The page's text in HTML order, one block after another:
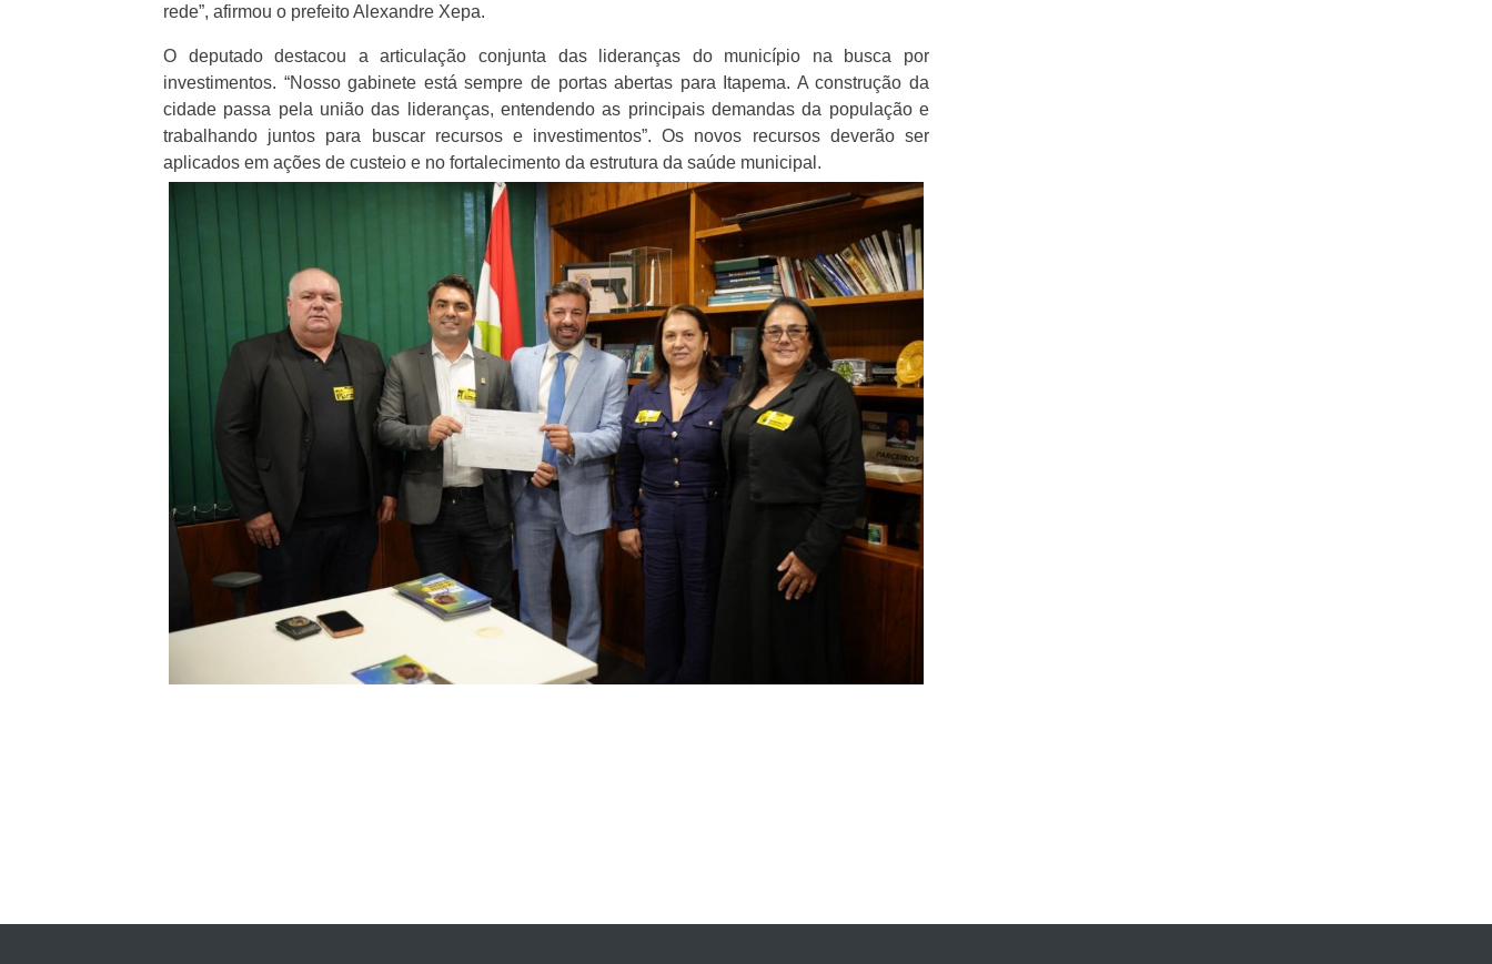
rede”, afirmou o prefeito Alexandre Xepa.
O deputado destacou a articulação conjunta das lideranças do município na busca por
investimentos. “Nosso gabinete está sempre de portas abertas para Itapema. A construção da
cidade passa pela união das lideranças, entendendo as principais demandas da população e
trabalhando juntos para buscar recursos e investimentos”. Os novos recursos deverão ser
aplicados em ações de custeio e no fortalecimento da estrutura da saúde municipal.